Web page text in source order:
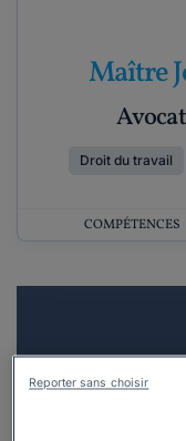
Maître
Droit du travail
COMPÉTENCES
Vous
Reporter sans choisir